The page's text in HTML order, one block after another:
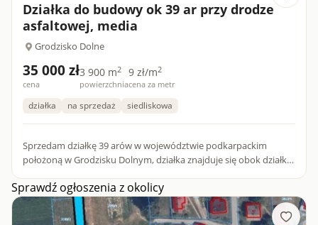
Działka do budowy ok 39 ar przy drodze
asfaltowej, media
Grodzisko Dolne
35 000 zł
cena
3 900 m2
powierzchnia
9 zł/m2
cena za metr
działka na sprzedaż siedliskowa
Sprzedam działkę 39 arów w województwie podkarpackim
położoną w Grodzisku Dolnym, działka znajduje się obok działki
dział...
Sprawdź ogłoszenia z okolicy